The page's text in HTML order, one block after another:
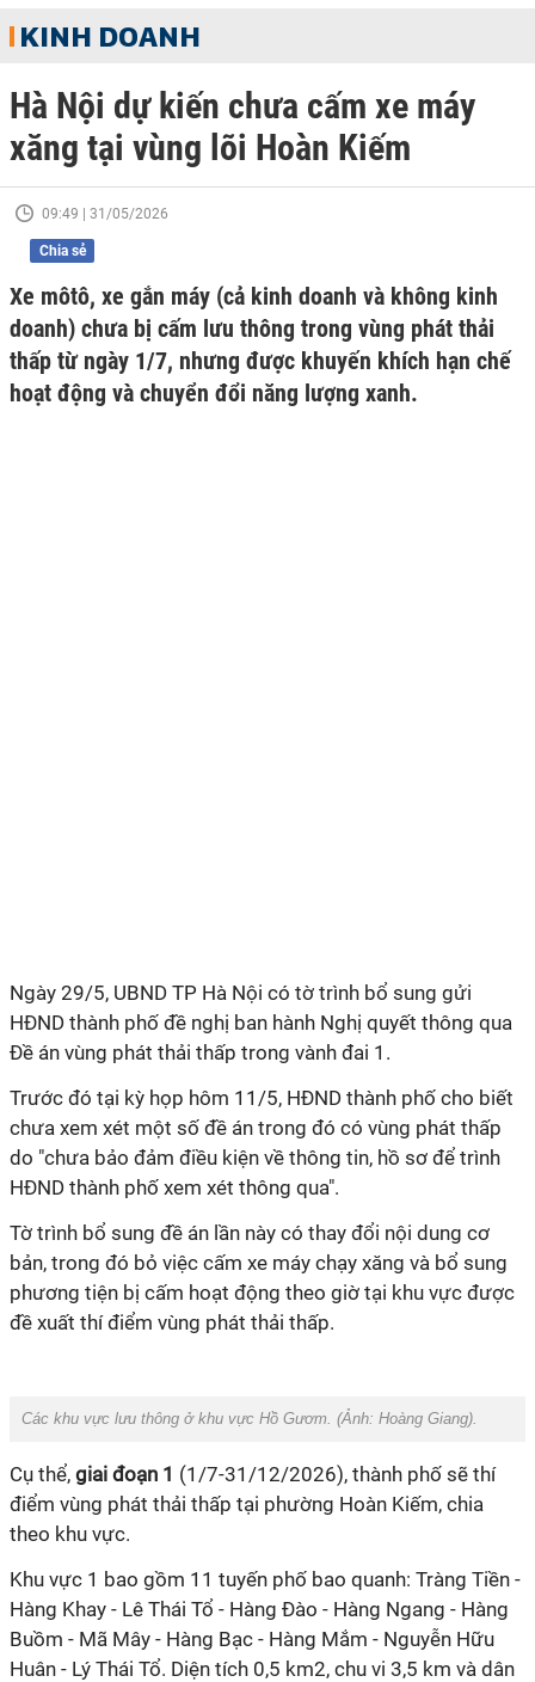
KINH DOANH
Hà Nội dự kiến chưa cấm xe máy
xăng tại vùng lõi Hoàn Kiếm
09:49 | 31/05/2026
Chia sẻ
Xe môtô, xe gắn máy (cả kinh doanh và không kinh
doanh) chưa bị cấm lưu thông trong vùng phát thải
thấp từ ngày 1/7, nhưng được khuyến khích hạn chế
hoạt động và chuyển đổi năng lượng xanh.
Ngày 29/5, UBND TP Hà Nội có tờ trình bổ sung gửi
HĐND thành phố đề nghị ban hành Nghị quyết thông qua
Đề án vùng phát thải thấp trong vành đai 1.
Trước đó tại kỳ họp hôm 11/5, HĐND thành phố cho biết
chưa xem xét một số đề án trong đó có vùng phát thấp
do "chưa bảo đảm điều kiện về thông tin, hồ sơ để trình
HĐND thành phố xem xét thông qua".
Tờ trình bổ sung đề án lần này có thay đổi nội dung cơ
bản, trong đó bỏ việc cấm xe máy chạy xăng và bổ sung
phương tiện bị cấm hoạt động theo giờ tại khu vực được
đề xuất thí điểm vùng phát thải thấp.
Các khu vực lưu thông ở khu vực Hồ Gươm. (Ảnh: Hoàng Giang).
Cụ thể, giai đoạn 1 (1/7-31/12/2026), thành phố sẽ thí
điểm vùng phát thải thấp tại phường Hoàn Kiếm, chia
theo khu vực.
Khu vực 1 bao gồm 11 tuyến phố bao quanh: Tràng Tiền -
Hàng Khay - Lê Thái Tổ - Hàng Đào - Hàng Ngang - Hàng
Buồm - Mã Mây - Hàng Bạc - Hàng Mắm - Nguyễn Hữu
Huân - Lý Thái Tổ. Diện tích 0,5 km2, chu vi 3,5 km và dân